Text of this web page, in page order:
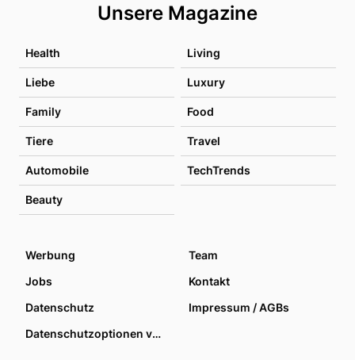
Unsere Magazine
Health Living
Liebe Luxury
Family Food
Tiere Travel
Automobile TechTrends
Beauty
Werbung
Team
Jobs
Kontakt
Datenschutz
Impressum / AGBs
Datenschutzoptionen verwalten